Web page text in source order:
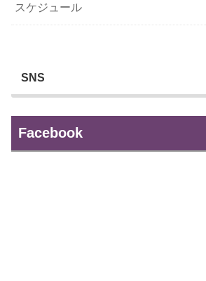
スケジュール
SNS
Facebook